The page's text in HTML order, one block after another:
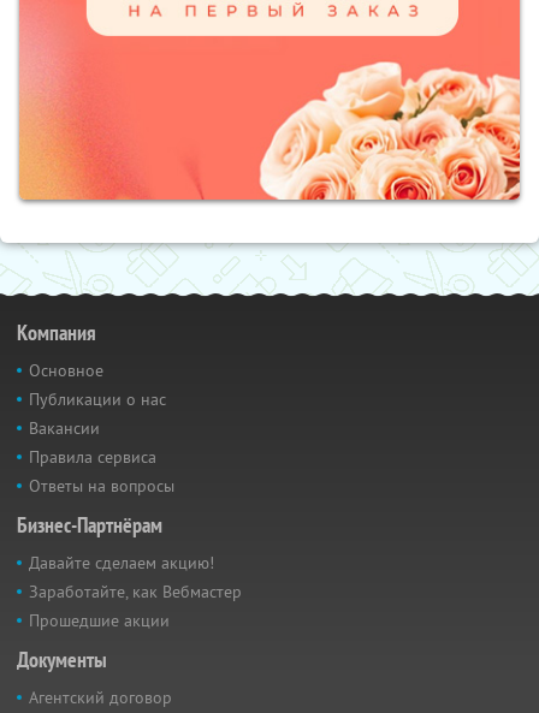
Компания
Основное
Публикации о нас
Вакансии
Правила сервиса
Ответы на вопросы
Бизнес-Партнёрам
Давайте сделаем акцию!
Заработайте, как Вебмастер
Прошедшие акции
Документы
Агентский договор